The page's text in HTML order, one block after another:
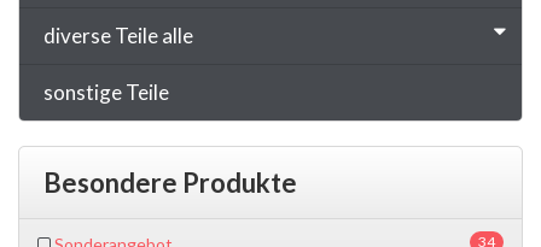
diverse Teile alle
sonstige Teile
Besondere Produkte
34